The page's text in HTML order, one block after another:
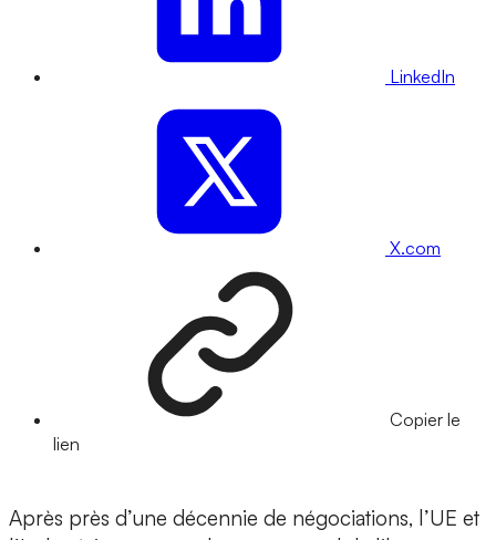
LinkedIn
X.com
Copier le
lien
Après près d’une décennie de négociations, l’UE et